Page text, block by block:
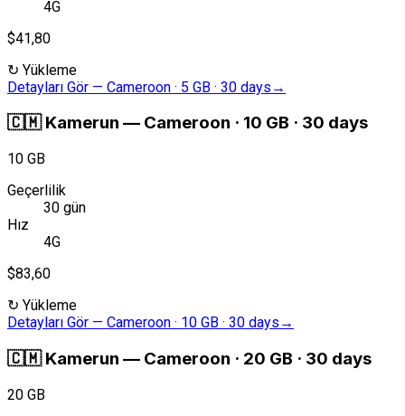
4G
$41,80
↻ Yükleme
Detayları Gör — Cameroon · 5 GB · 30 days →
🇨🇲 Kamerun — Cameroon · 10 GB · 30 days
10 GB
Geçerlilik
30 gün
Hız
4G
$83,60
↻ Yükleme
Detayları Gör — Cameroon · 10 GB · 30 days →
🇨🇲 Kamerun — Cameroon · 20 GB · 30 days
20 GB